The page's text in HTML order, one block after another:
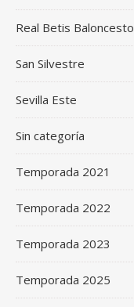
Real Betis Baloncesto
San Silvestre
Sevilla Este
Sin categoría
Temporada 2021
Temporada 2022
Temporada 2023
Temporada 2025